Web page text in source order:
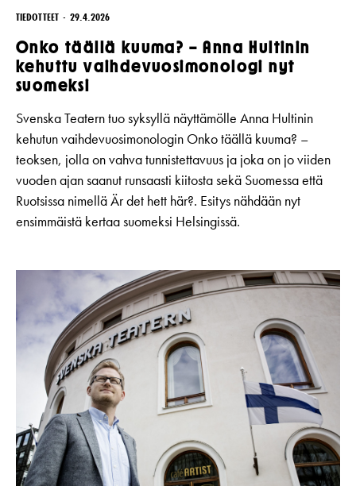
TIEDOTTEET 29.4.2026
Onko täällä kuuma? – Anna Hultinin
kehuttu vaihdevuosimonologi nyt
suomeksi
Svenska Teatern tuo syksyllä näyttämölle Anna Hultinin
kehutun vaihdevuosimonologin Onko täällä kuuma? –
teoksen, jolla on vahva tunnistettavuus ja joka on jo viiden
vuoden ajan saanut runsaasti kiitosta sekä Suomessa että
Ruotsissa nimellä Är det hett här?. Esitys nähdään nyt
ensimmäistä kertaa suomeksi Helsingissä.